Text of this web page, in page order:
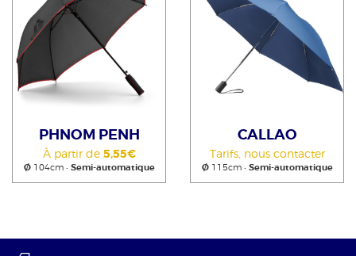
PHNOM PENH
À partir de 5,55€
Ø104cm • Semi-automatique
CALLAO
Tarifs, nous contacter
Ø115cm • Semi-automatique